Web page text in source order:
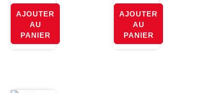
AJOUTER
AU
PANIER
AJOUTER
AU
PANIER